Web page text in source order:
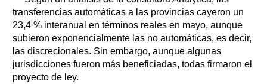
transferencias automáticas a las provincias cayeron un
23,4 % interanual en términos reales en mayo, aunque
subieron exponencialmente las no automáticas, es decir,
las discrecionales. Sin embargo, aunque algunas
jurisdicciones fueron más beneficiadas, todas firmaron el
proyecto de ley.